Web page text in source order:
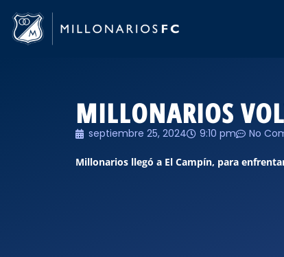
MILLONARIOS
septiembre 25, 2024 9:10 pm No
Millonarios llegó a El Campín, para